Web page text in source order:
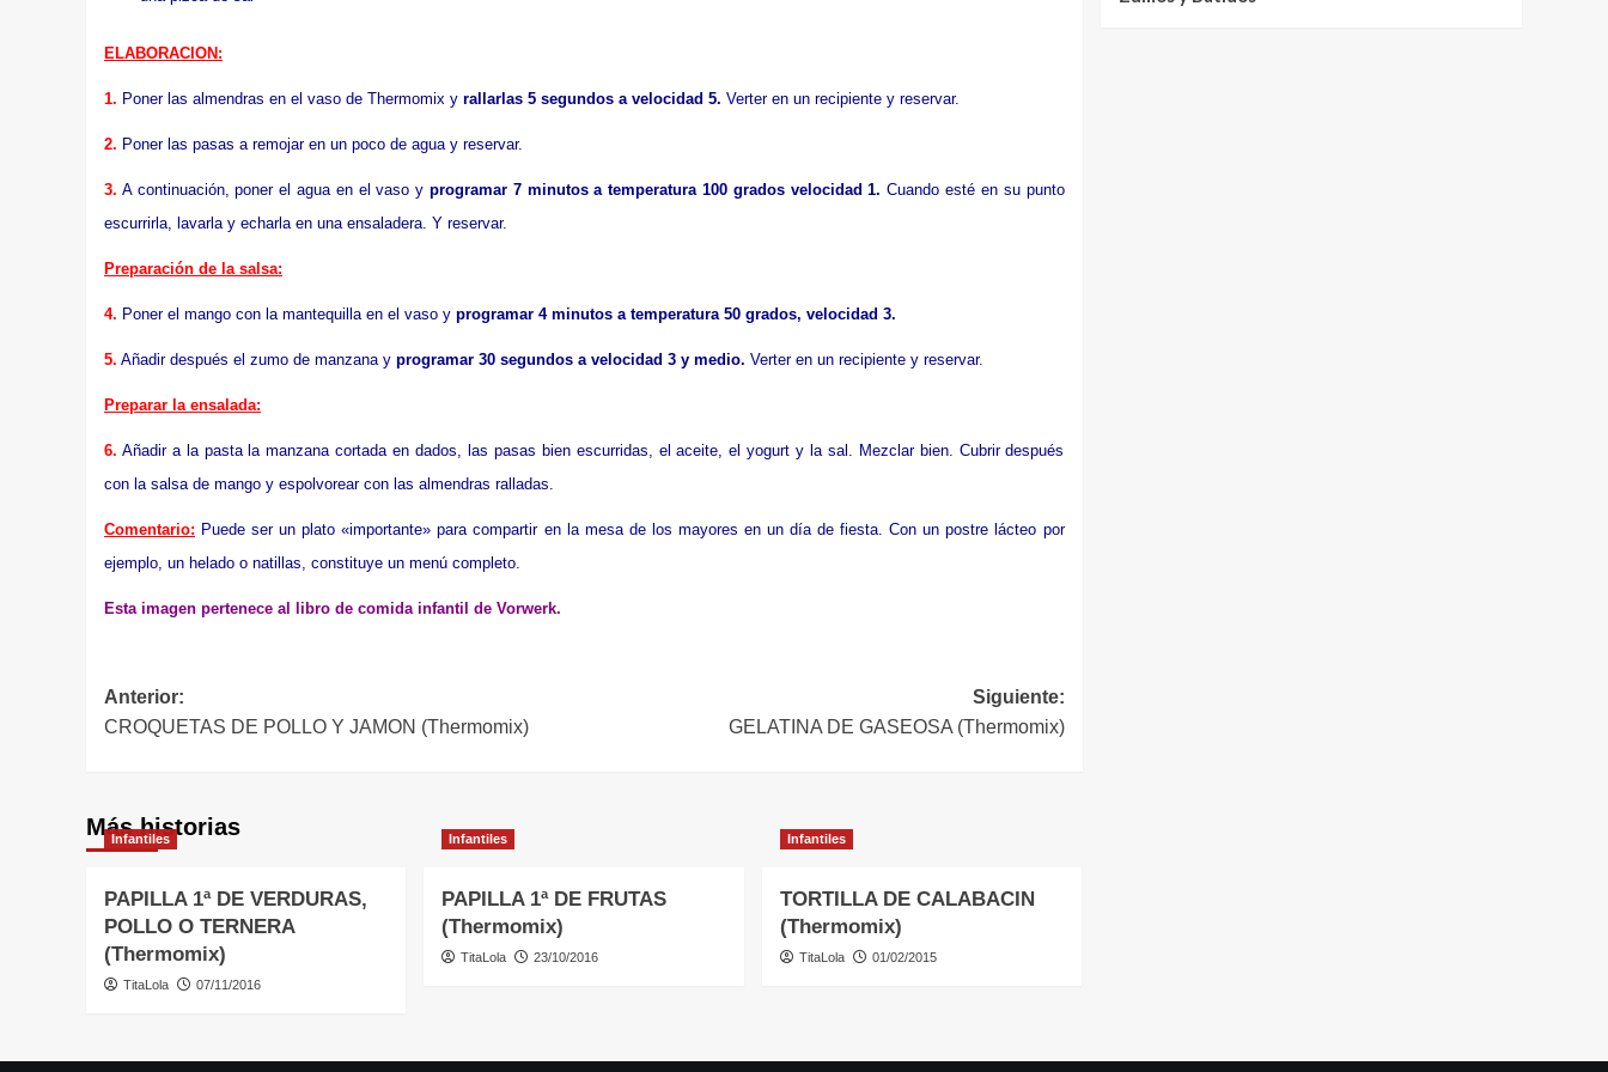
ELABORACION:
1. Poner las almendras en el vaso de Thermomix y rallarlas 5 segundos a velocidad 5. Verter en un recipiente y reservar.
2. Poner las pasas a remojar en un poco de agua y reservar.
3. A continuación, poner el agua en el vaso yprogramar 7 minutos a temperatura 100 grados velocidad 1. Cuando esté en su punto
escurrirla, lavarla y echarla en una ensaladera. Y reservar.
Preparación de la salsa:
4. Poner el mango con la mantequilla en el vaso y programar 4 minutos a temperatura 50 grados, velocidad 3.
5. Añadir después el zumo de manzana y programar 30 segundos a velocidad 3 y medio. Verter en un recipiente y reservar.
Preparar la ensalada:
6. Añadir a la pasta la manzana cortada en dados, las pasas bien escurridas, el aceite, el yogurt y la sal. Mezclar bien. Cubrir después
con la salsa de mango y espolvorear con las almendras ralladas.
Comentario: Puede ser un plato «importante» para compartir en la mesa de los mayores en un día de fiesta. Con un postre lácteo por
ejemplo, un helado o natillas, constituye un menú completo.
Esta imagen pertenece al libro de comida infantil de Vorwerk.
Navegación
de
Anterior:
CROQUETAS DE POLLO Y JAMON (Thermomix)
Siguiente:
GELATINA DE GASEOSA (Thermomix)
Más historias
Infantiles
PAPILLA 1ª DE VERDURAS,
POLLO O TERNERA
(Thermomix)
TitaLola 07/11/2016
Infantiles
PAPILLA 1ª DE FRUTAS
(Thermomix)
TitaLola 23/10/2016
Infantiles
TORTILLA DE CALABACIN
(Thermomix)
TitaLola 01/02/2015